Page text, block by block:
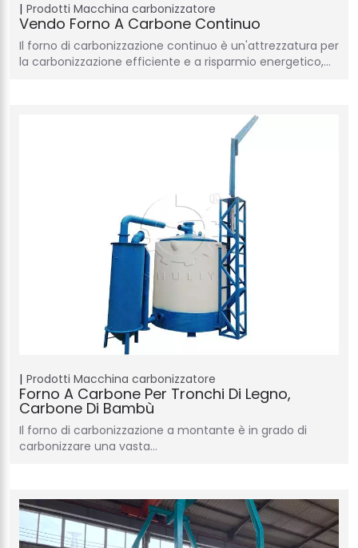
Prodotti Macchina carbonizzatore
Vendo Forno A Carbone Continuo
Il forno di carbonizzazione continuo è un'attrezzatura per
la carbonizzazione efficiente e a risparmio energetico,…
Prodotti Macchina carbonizzatore
Forno A Carbone Per Tronchi Di Legno,
Carbone Di Bambù
Il forno di carbonizzazione a montante è in grado di
carbonizzare una vasta…